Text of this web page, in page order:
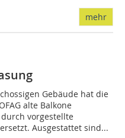
mehr
Gebäude hat die
alte Balkone
vor­gestellte
Ausgestattet sind...